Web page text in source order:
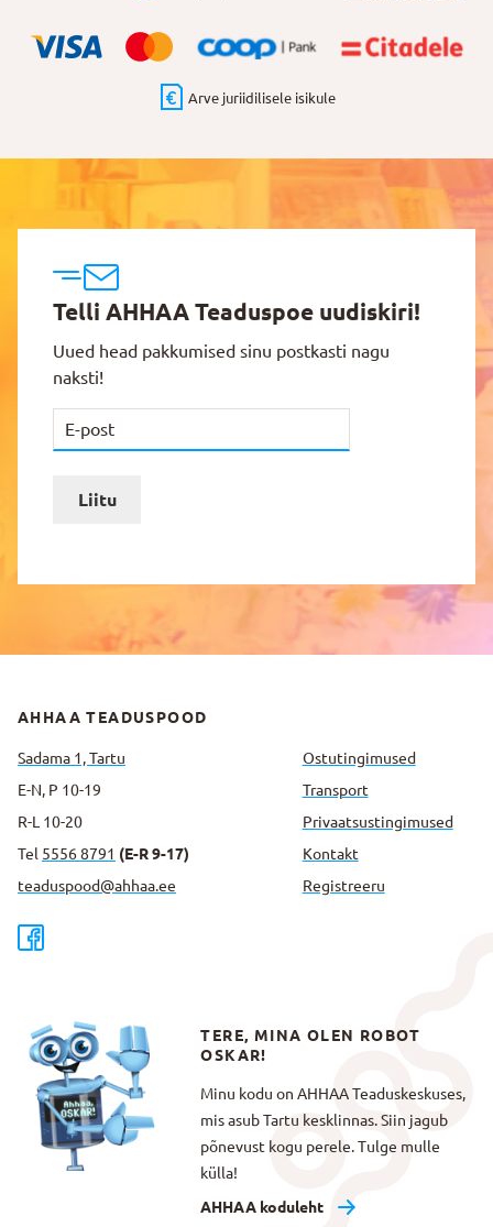
Arve juriidilisele isikule
Telli AHHAA Teaduspoe uudiskiri!
Uued head pakkumised sinu postkasti nagu
naksti!
Liitu
AHHAA TEADUSPOOD
Sadama 1, Tartu
E-N, P 10-19
R-L 10-20
Tel 5556 8791 (E-R 9-17)
teaduspood@ahhaa.ee
Ostutingimused
Transport
Privaatsus­tingimused
Kontakt
Registreeru
TERE, MINA OLEN ROBOT
OSKAR!
Minu kodu on AHHAA Teaduskeskuses,
mis asub Tartu kesklinnas. Siin jagub
põnevust kogu perele. Tulge mulle
külla!
AHHAA koduleht